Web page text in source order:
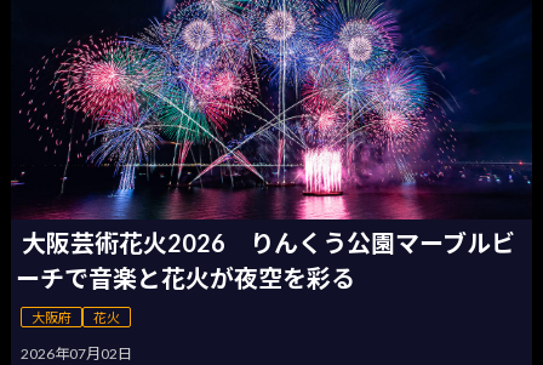
大阪芸術花火2026 りんくう公園マーブルビ
ーチで音楽と花火が夜空を彩る
大阪府 花火
2026年07月02日